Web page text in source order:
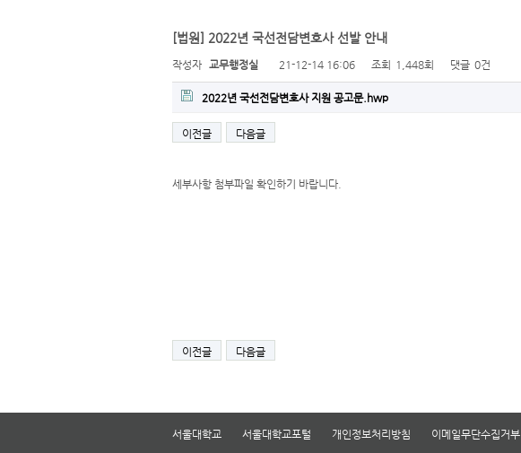
[법원] 2022년 국선전담변호사 선발 안내
작성자 교무행정실 21-12-14 16:06 조회 1,448회 댓글 0건
2022년 국선전담변호사 지원 공고문.hwp
이전글 다음글
세부사항 첨부파일 확인하기 바랍니다.
이전글 다음글
서울대학교 서울대학교포털 개인정보처리방침 이메일무단수집거부